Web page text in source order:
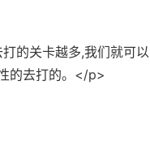
的关卡越多,我们就可以
的去打的。</p>